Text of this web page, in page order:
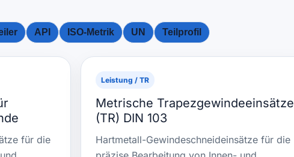
API ISO-Metrik UN Teilprofil
für die
Leistung / TR
Metrische Trapezgewindeeinsätze
(TR) DIN 103
Hartmetall-Gewindeschneideinsätze für die